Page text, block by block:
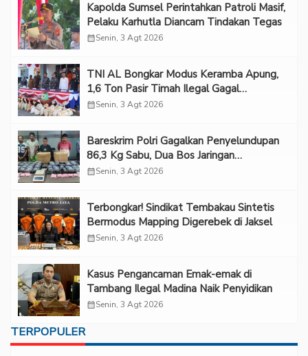
Kapolda Sumsel Perintahkan Patroli Masif,
Pelaku Karhutla Diancam Tindakan Tegas
calendar_monthSenin, 3 Agt 2026
TNI AL Bongkar Modus Keramba Apung,
1,6 Ton Pasir Timah Ilegal Gagal
Diselundupkan
calendar_monthSenin, 3 Agt 2026
Bareskrim Polri Gagalkan Penyelundupan
86,3 Kg Sabu, Dua Bos Jaringan
Internasional Diburu
calendar_monthSenin, 3 Agt 2026
Terbongkar! Sindikat Tembakau Sintetis
Bermodus Mapping Digerebek di Jaksel
calendar_monthSenin, 3 Agt 2026
Kasus Pengancaman Emak-emak di
Tambang Ilegal Madina Naik Penyidikan
calendar_monthSenin, 3 Agt 2026
TERPOPULER